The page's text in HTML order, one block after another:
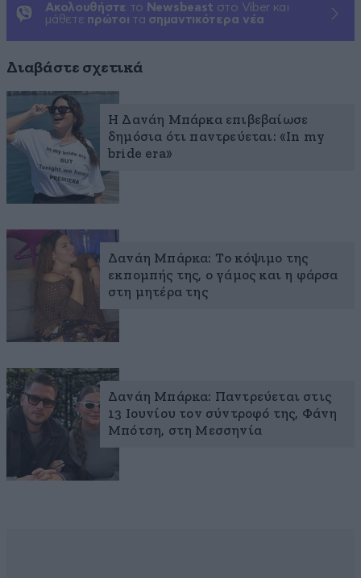
Ακολουθήστε το Newsbeast στο Viber και
μάθετε πρώτοι τα σημαντικότερα νέα
Διαβάστε σχετικά
H Δανάη Μπάρκα επιβεβαίωσε
δημόσια ότι παντρεύεται: «In my
bride era»
Δανάη Μπάρκα: Το κόψιμο της
εκπομπής της, ο γάμος και η φάρσα
στη μητέρα της
Δανάη Μπάρκα: Παντρεύεται στις
13 Ιουνίου τον σύντροφό της, Φάνη
Μπότση, στη Μεσσηνία